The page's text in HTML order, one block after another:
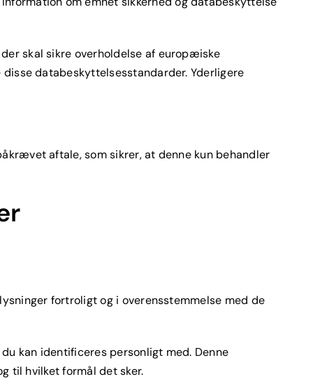
der skal sikre overholdelse af europæiske
databeskyttelsesstandarder. Yderligere
aftale, som sikrer, at denne kun behandler
fortroligt og i overensstemmelse med de
kan identificeres personligt med. Denne
til hvilket formål det sker.